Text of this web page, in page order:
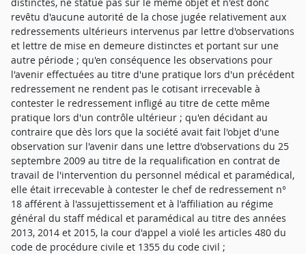
revêtu d'aucune autorité de la chose jugée relativement aux
redressements ultérieurs intervenus par lettre d'observations
et lettre de mise en demeure distinctes et portant sur une
autre période ; qu'en conséquence les observations pour
l'avenir effectuées au titre d'une pratique lors d'un précédent
redressement ne rendent pas le cotisant irrecevable à
contester le redressement infligé au titre de cette même
pratique lors d'un contrôle ultérieur ; qu'en décidant au
contraire que dès lors que la société avait fait l'objet d'une
observation sur l'avenir dans une lettre d'observations du 25
septembre 2009 au titre de la requalification en contrat de
travail de l'intervention du personnel médical et paramédical,
elle était irrecevable à contester le chef de redressement n°
18 afférent à l'assujettissement et à l'affiliation au régime
général du staff médical et paramédical au titre des années
2013, 2014 et 2015, la cour d'appel a violé les articles 480 du
code de procédure civile et 1355 du code civil ;